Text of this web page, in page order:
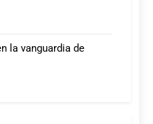
la vanguardia de